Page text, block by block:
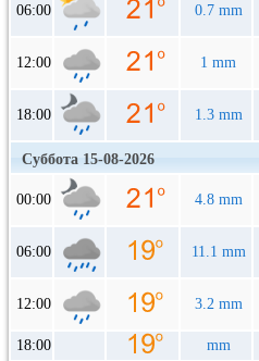
06:00 0.7 mm
12:00 1 mm
18:00 1.3 mm
Суббота 15-08-2026
00:00 4.8 mm
06:00 11.1 mm
12:00 3.2 mm
18:00 mm